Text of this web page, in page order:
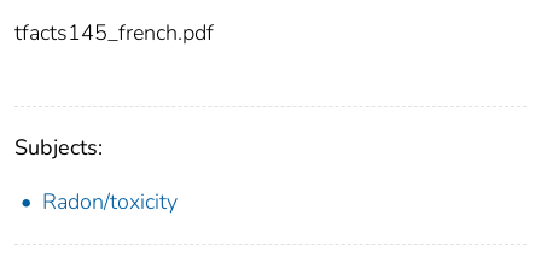
tfacts145_french.pdf
Subjects:
Radon/toxicity